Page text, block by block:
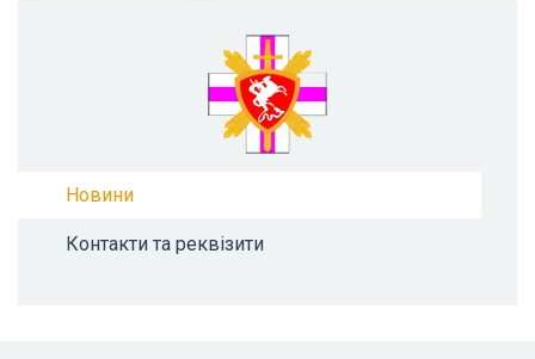
Новини
Контакти та реквізити